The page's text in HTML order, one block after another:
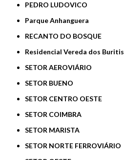
PEDRO LUDOVICO
Parque Anhanguera
RECANTO DO BOSQUE
Residencial Vereda dos Buritis
SETOR AEROVIÁRIO
SETOR BUENO
SETOR CENTRO OESTE
SETOR COIMBRA
SETOR MARISTA
SETOR NORTE FERROVIÁRIO